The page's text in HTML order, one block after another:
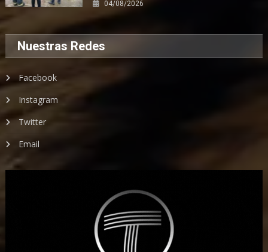
04/08/2026
Nuestras Redes
Facebook
Instagram
Twitter
Email